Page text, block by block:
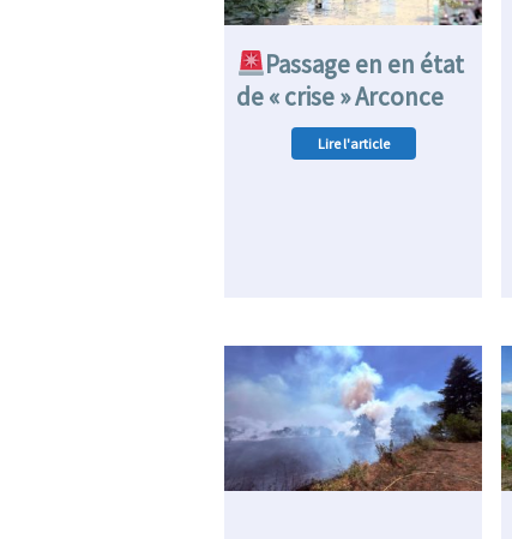
Passage en en état
de « crise » Arconce
Lire l'article